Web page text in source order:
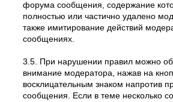
форума сообщения, содержание
полностью или частично удалено
также имитирование действий
сообщениях.
3.5. При нарушении правил можно
внимание модератора, нажав на
восклицательным знаком напротив
сообщения. Если в теме несколько